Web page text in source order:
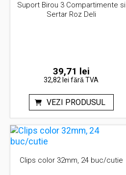
Suport Birou 3 Compartimente si
Sertar Roz Deli
39,71 lei
32,82 leifără TVA
VEZI PRODUSUL
Clips color 32mm, 24 buc/cutie